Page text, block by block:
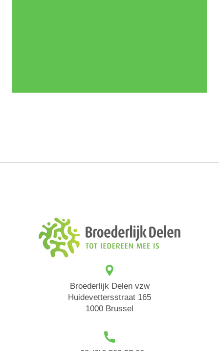
Broederlijk Delen vzw
Huidevettersstraat 165
1000 Brussel